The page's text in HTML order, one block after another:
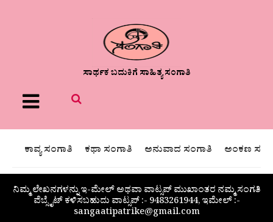
ಸಾರ್ಥಕ ಬದುಕಿಗೆ ಸಾಹಿತ್ಯ ಸಂಗಾತಿ
Menu
ಕಾವ್ಯ ಸಂಗಾತಿ ಕಥಾ ಸಂಗಾತಿ ಅನುವಾದ ಸಂಗಾತಿ ಅಂಕಣ
ನಿಮ್ಮ ಲೇಖನಗಳನ್ನು ಇ-ಮೇಲ್ ಅಥವಾ ವಾಟ್ಸಪ್ ಮುಖಾಂತರ ನಮ್ಮ ಸಂಗತಿ
ವೆಬ್ಸೈಟ್ ಕಳಿಸಬಹುದು ವಾಟ್ಸಪ್‌ :- 9483261944, ಇಮೇಲ್ :-
sangaatipatrike@gmail.com